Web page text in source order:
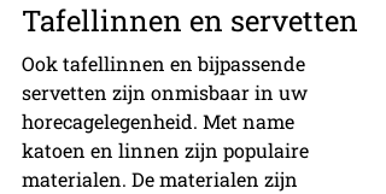
Tafellinnen en servetten
Ook tafellinnen en bijpassende
servetten zijn onmisbaar in uw
horecagelegenheid. Met name
katoen en linnen zijn populaire
materialen. De materialen zijn